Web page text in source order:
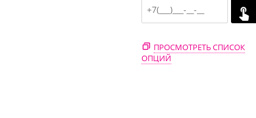
ПРОСМОТРЕТЬ СПИСОК
ОПЦИЙ